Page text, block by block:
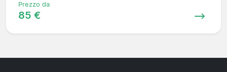
Prezzo da
85 €